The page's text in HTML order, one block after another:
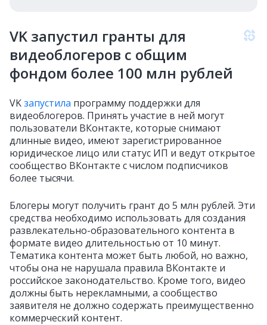
VK запустил гранты для
видеоблогеров с общим
фондом более 100 млн рублей
VKзапустила программу поддержки для
видеоблогеров. Принять участие в ней могут
пользователи ВКонтакте, которые снимают
длинные видео, имеют зарегистрированное
юридическое лицо или статус ИП и ведут открытое
сообщество ВКонтакте с числом подписчиков
более тысячи.
Блогеры могут получить грант до 5 млн рублей. Эти
средства необходимо использовать для создания
развлекательно-образовательного контента в
формате видео длительностью от 10 минут.
Тематика контента может быть любой, но важно,
чтобы она не нарушала правила ВКонтакте и
российское законодательство. Кроме того, видео
должны быть нерекламными, а сообщество
заявителя не должно содержать преимущественно
коммерческий контент.